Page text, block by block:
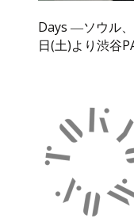
Days ―ソウル
日(土)より渋谷